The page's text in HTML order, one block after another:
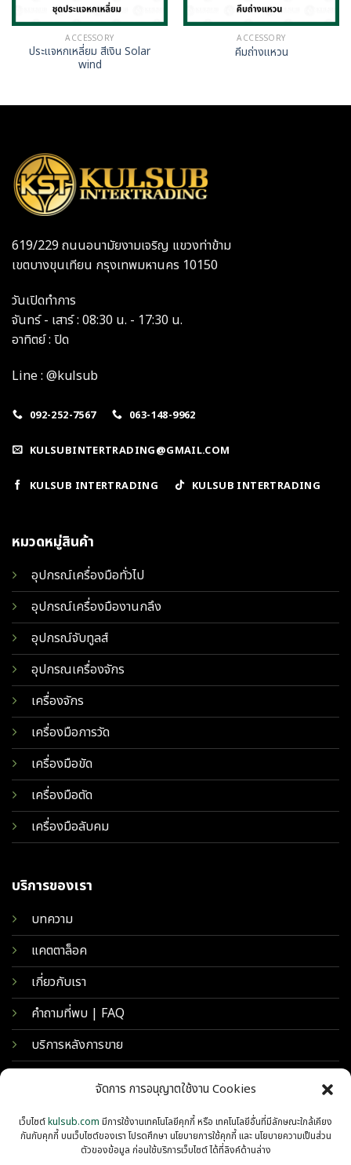
จัดการ การอนุญาตใช้งาน Cookies
เว็บไซต์kulsub.com มีการใช้งานเทคโนโลยีคุกกี้ หรือ เทคโนโลยีอื่นที่มีลักษณะใกล้เคียง
กันกับคุกกี้ บนเว็บไซต์ของเรา โปรดศึกษา นโยบายการใช้คุกกี้ และ นโยบายความเป็นส่วน
ตัวของข้อมูล ก่อนใช้บริการเว็บไซต์ ได้ที่ลิงค์ด้านล่าง
ACCESSORY
ประแจหกเหลี่ยม สีเงิน Solar
wind
ACCESSORY
คีมถ่างแหวน
619/229 ถนนอนามัยงามเจริญ แขวงท่าข้าม
เขตบางขุนเทียน กรุงเทพมหานคร 10150
วันเปิดทำการ
จันทร์ - เสาร์ : 08:30 น. - 17:30 น.
อาทิตย์ : ปิด
Line : @kulsub
092-252-7567 063-148-9962
KULSUBINTERTRADING@GMAIL.COM
KULSUB INTERTRADING KULSUB INTERTRADING
หมวดหมู่สินค้า
อุปกรณ์เครื่องมือทั่วไป
อุปกรณ์เครื่องมืองานกลึง
อุปกรณ์จับทูลส์
อุปกรณเครื่องจักร
เครื่องจักร
เครื่องมือการวัด
เครื่องมือขัด
เครื่องมือตัด
เครื่องมือลับคม
บริการของเรา
บทความ
แคตตาล็อค
เกี่ยวกับเรา
คำถามที่พบ | FAQ
บริการหลังการขาย